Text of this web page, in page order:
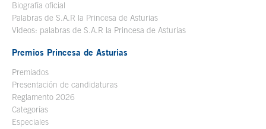
Biografía oficial
Palabras de S.A.R la Princesa de Asturias
Videos: palabras de S.A.R la Princesa de Asturias
Premios Princesa de Asturias
Premiados
Presentación de candidaturas
Reglamento 2026
Categorías
Especiales